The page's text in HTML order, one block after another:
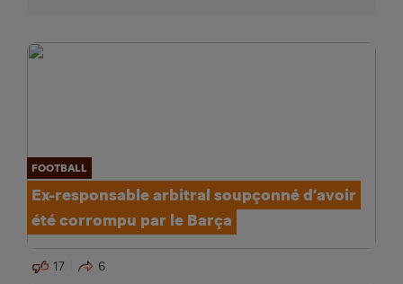
FOOTBALL
Ex-responsable arbitral soupçonné d’avoir
été corrompu par le Barça
17 6